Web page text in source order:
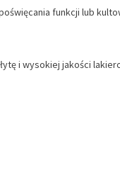
funkcji lub
i wysokiej jakości